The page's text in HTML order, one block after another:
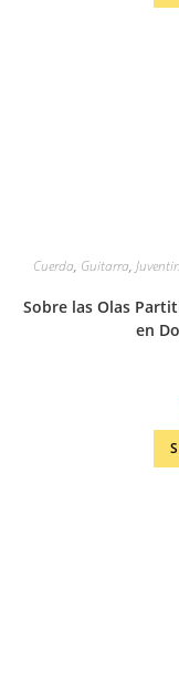
Cuerda, Guitarra,
Sobre las Olas
en